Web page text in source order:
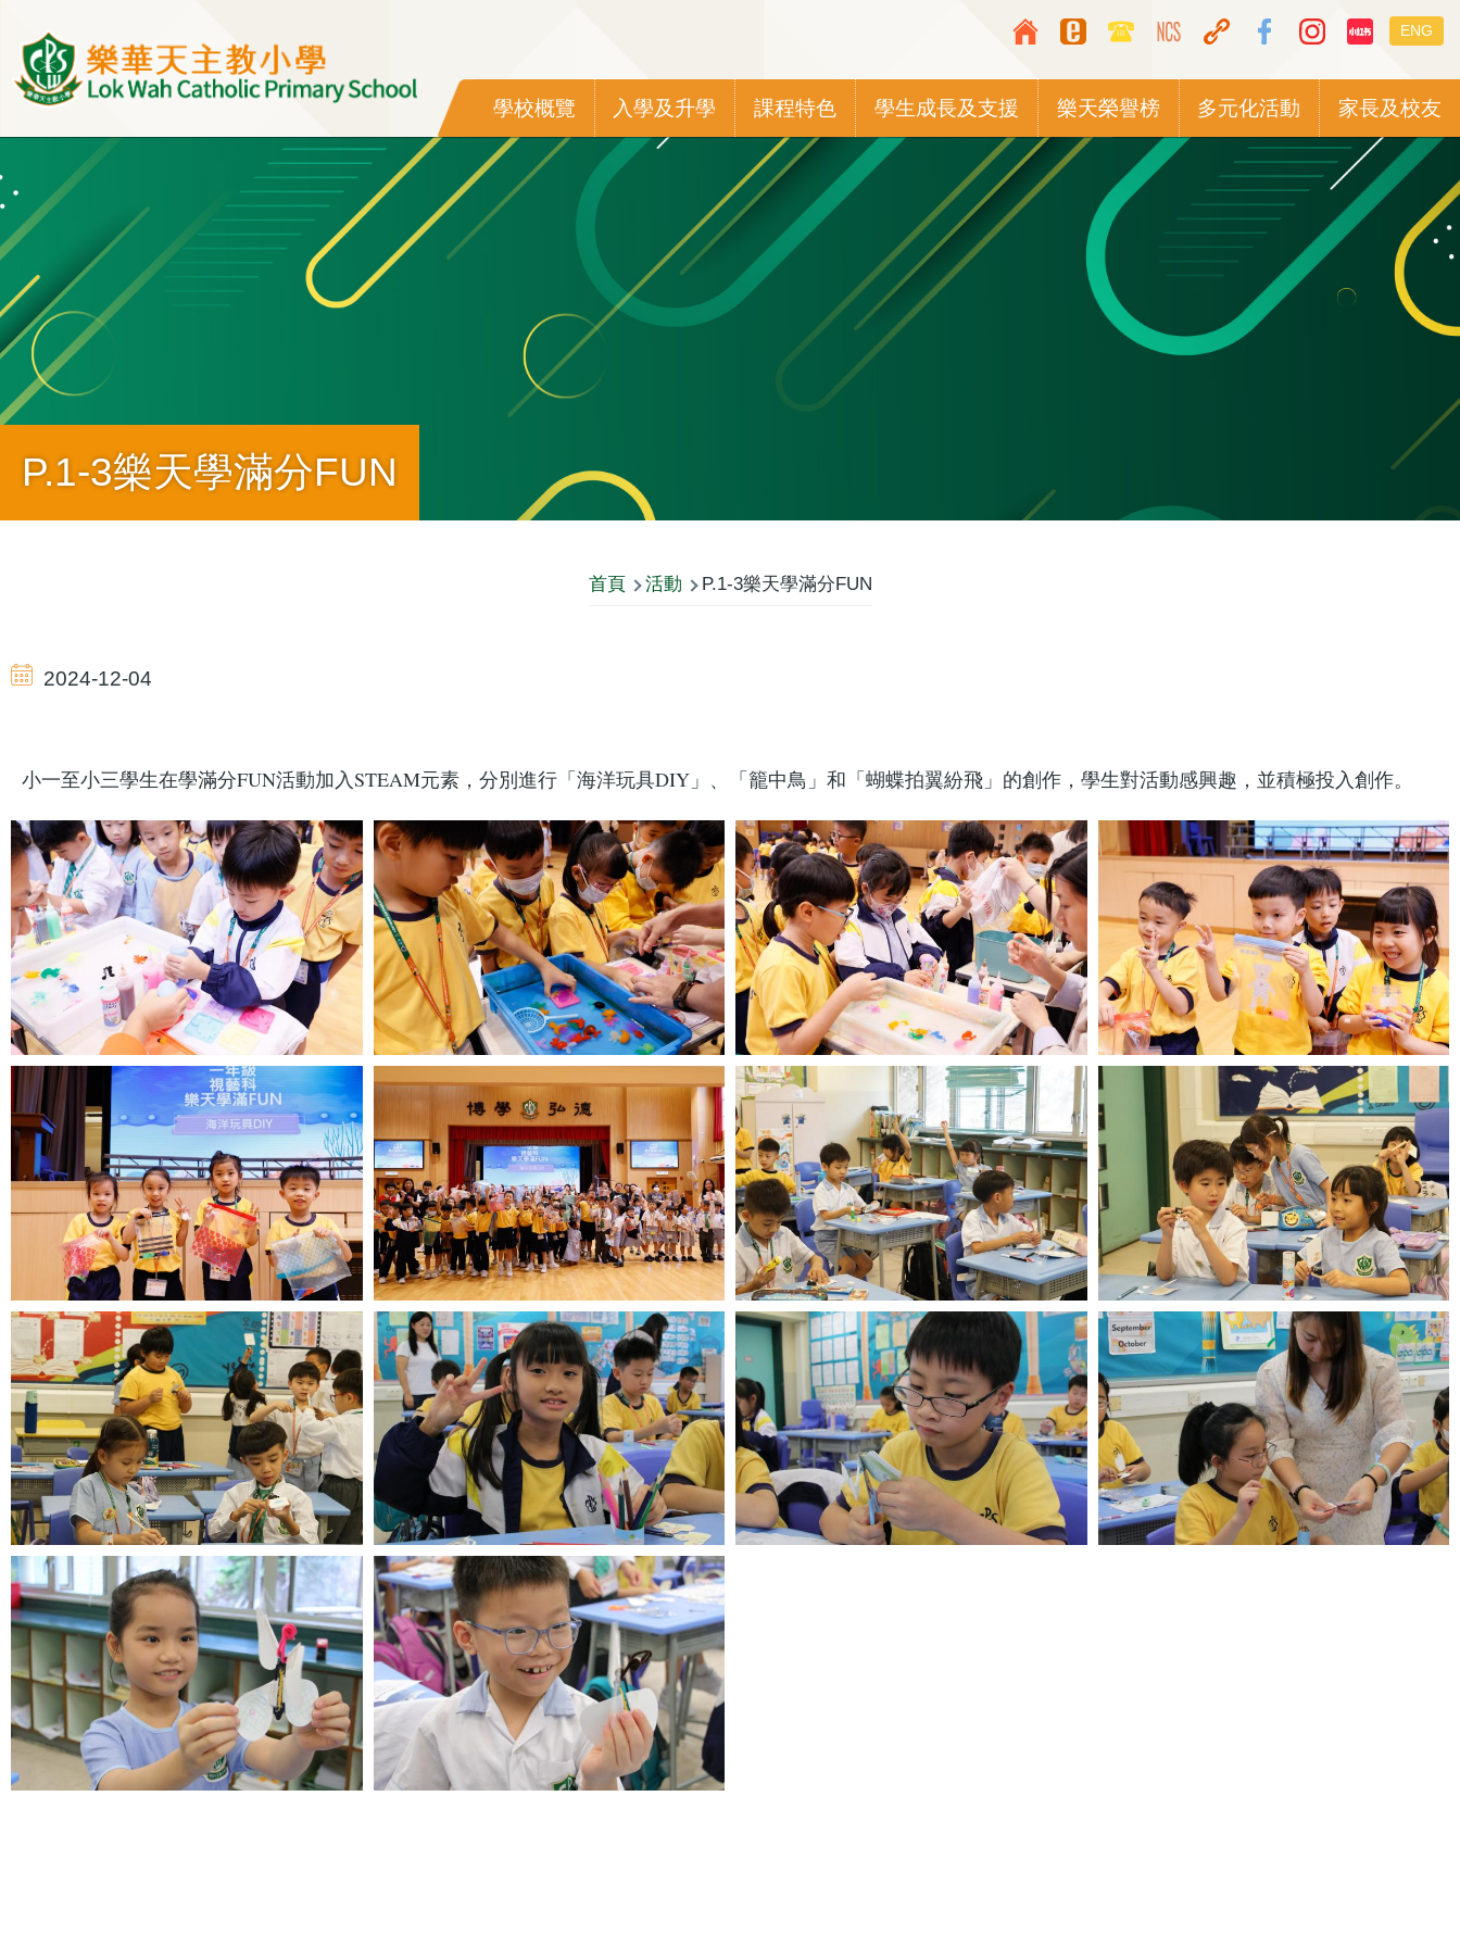
Top
Media
Icon
Button
switcher
ENG
Main
navigation
學校概覽 入學及升學 課程特色 學生成長及支援 樂天榮譽榜 多元化活動 家長及校友
P.1-3樂天學滿分FUN
航
結
首頁 活動 P.1-3樂天學滿分FUN
2024-12-04
小一至小三學生在學滿分FUN活動加入STEAM元素，分別進行「海洋玩具DIY」、「籠中鳥」和「蝴蝶拍翼紛飛」的創作，學生對活動感興趣，並積極投入創作。